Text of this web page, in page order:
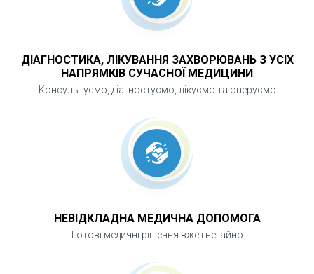
ДІАГНОСТИКА, ЛІКУВАННЯ ЗАХВОРЮВАНЬ З УСІХ
НАПРЯМКІВ СУЧАСНОЇ МЕДИЦИНИ
Консультуємо, діагностуємо, лікуємо та оперуємо
НЕВІДКЛАДНА МЕДИЧНА ДОПОМОГА
Готові медичні рішення вже і негайно